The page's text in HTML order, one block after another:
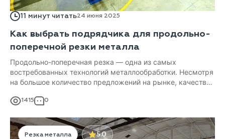
11 минут читать24 июня 2025
Как выбрать подрядчика для продольно-
поперечной резки металла
Продольно-поперечная резка — одна из самых
востребованных технологий металлообработки. Несмотря
на большое количество предложений на рынке, качество
роспуском проката, всё же отличается.
1415 0
Резка металла 5.0